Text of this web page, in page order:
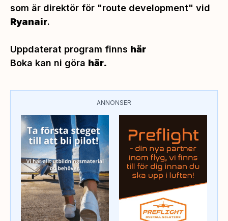
som är direktör för "route development" vid
Ryanair.
Uppdaterat program finns här
Boka kan ni göra här.
ANNONSER